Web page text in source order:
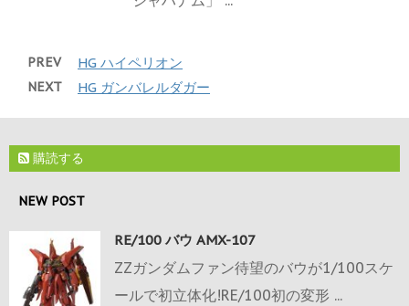
PREV HG ハイペリオン
NEXT HG ガンバレルダガー
購読する
NEW POST
RE/100 バウ AMX-107
ZZガンダムファン待望のバウが1/100スケ
ールで初立体化!RE/100初の変形 ...